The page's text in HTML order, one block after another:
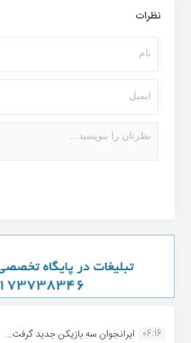
نظرات
06:16 ایرانجوان سه بازیکن جدید گرفت...